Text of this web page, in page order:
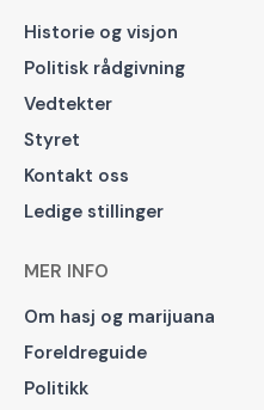
Historie og visjon
Politisk rådgivning
Vedtekter
Styret
Kontakt oss
Ledige stillinger
MER INFO
Om hasj og marijuana
Foreldreguide
Politikk